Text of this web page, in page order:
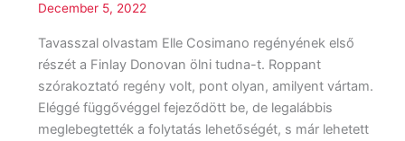
December 5, 2022
Tavasszal olvastam Elle Cosimano regényének első
részét a Finlay Donovan ölni tudna-t. Roppant
szórakoztató regény volt, pont olyan, amilyent vártam.
Eléggé függővéggel fejeződött be, de legalábbis
meglebegtették a folytatás lehetőségét, s már lehetett